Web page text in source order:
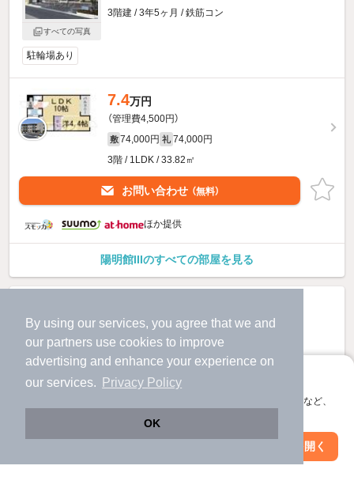
By using our services, you agree that we and
our partners use cookies to improve
advertising and enhance your experience on
our services.
Privacy Policy
OK
アプリに切り替えて、サクサクお部屋探し
会員登録なしですぐ使える。マップ検索やお気に入り保存など、
アプリを開く
すべての写真
3階建 / 3年5ヶ月 / 鉄筋コン
駐輪場あり
7.4万円
（管理費4,500円）
敷 74,000円 礼 74,000円
3階 / 1LDK / 33.82㎡
お問い合わせ （無料）
ほか提供
陽明館IIIのすべての部屋を見る
絞り込み条件を変更